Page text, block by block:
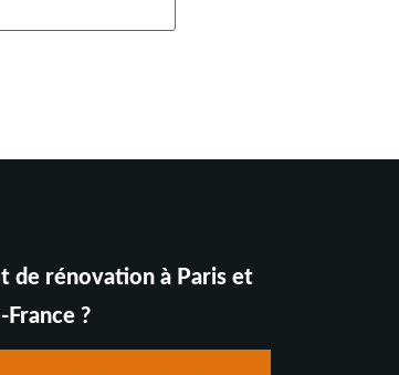
de rénovation à Paris et
France ?